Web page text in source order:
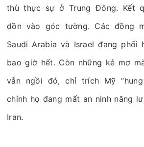
thù thực sự ở Trung Đông. Kết
dồn vào góc tường. Các đồng
Saudi Arabia và Israel đang phối
bao giờ hết. Còn những kẻ mơ
vẫn ngồi đó, chỉ trích Mỹ
chính họ đang mất an ninh năng
Iran.